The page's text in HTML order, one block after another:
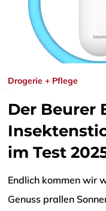
Drogerie + Pflege
Der Beurer
im Test
Endlich kommen wir
Genuss prallen